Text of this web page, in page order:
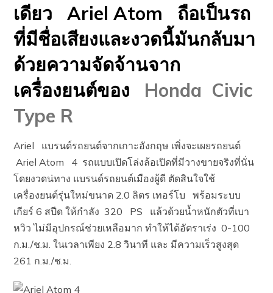
เดียว Ariel Atom ถือเป็นรถ
ที่มีชื่อเสียงและงวดนี้มันกลับมา
ด้วยความจัดจ้านจาก
เครื่องยนต์ของ Honda Civic
Type R
Ariel แบรนด์รถยนต์จากเกาะอังกฤษ เพิ่งจะเผยรถยนต์
Ariel Atom 4 รถแบบเปิดโล่งล้อเปิดที่มีวางขายจริงที่นั่น
โดยงวดน่ทาง แบรนด์รถยนต์เมืองผู้ดี ตัดสินใจใช้
เครื่องยนต์รุ่นใหม่ขนาด 2.0 ลิตร เทอร์โบ พร้อมระบบ
เกียร์ 6 สปีด ให้กำลัง 320 PS แล้วด้วยน้ำหนักตัวที่เบา
หวิว ไม่มีอุปกรณ์ช่วยเหลือมาก ทำให้ได้อัตราเร่ง 0-100
ก.ม./ช.ม. ในเวลาเพียง 2.8 วินาที และ มีความเร็วสูงสุด
261 ก.ม./ช.ม.